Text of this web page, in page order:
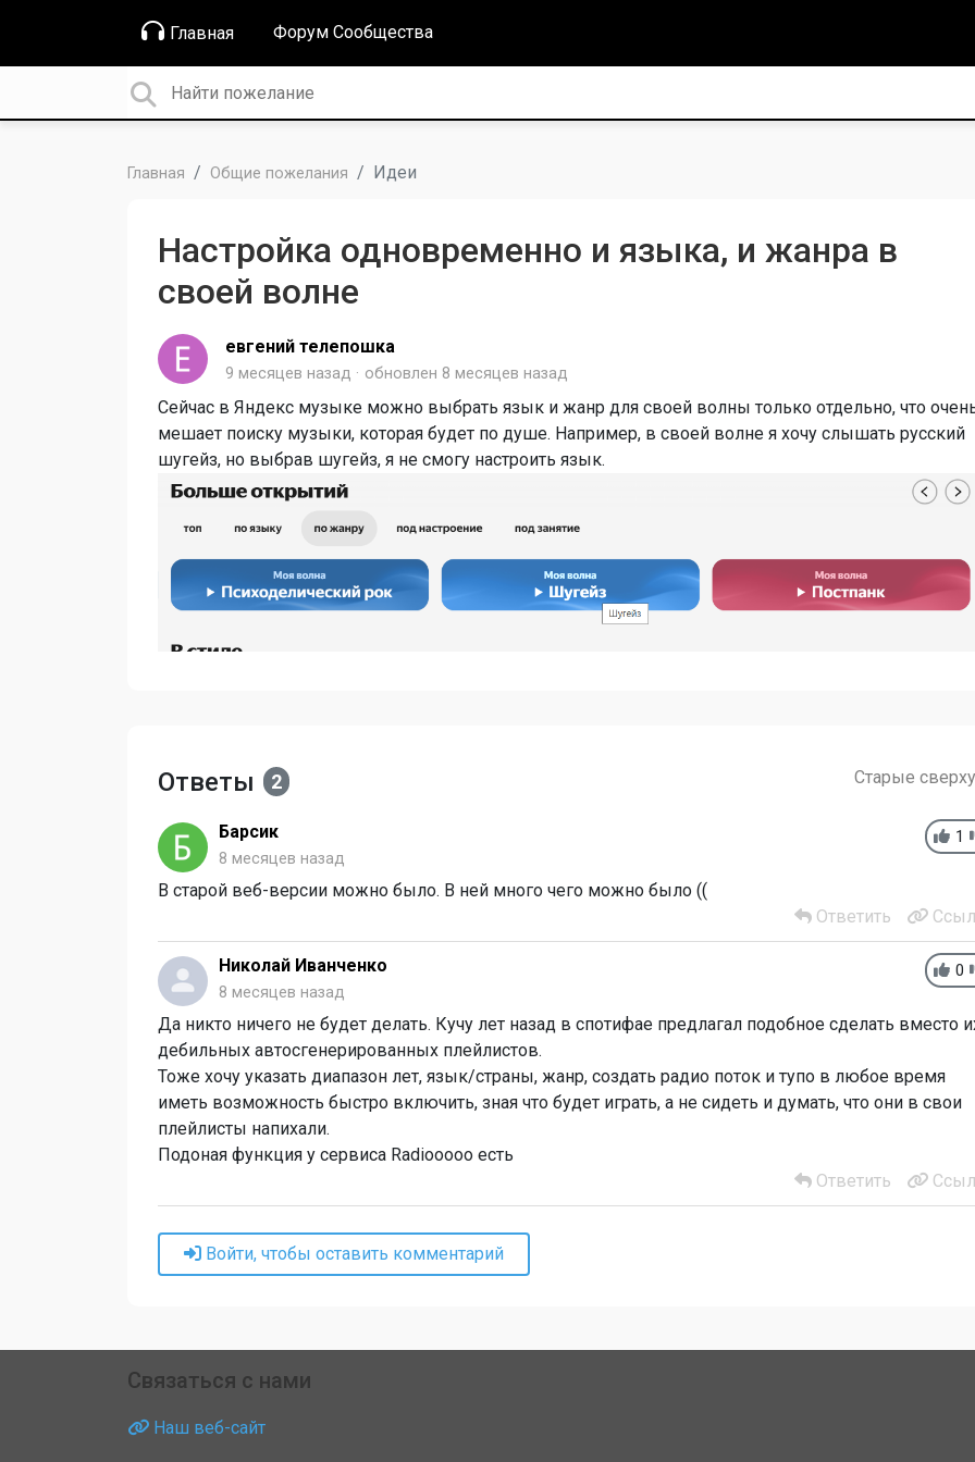
Главная Форум Сообщества
Главная Общие пожелания Идеи
Настройка одновременно и языка, и жанра в
своей волне
евгений телепошка
9 месяцев назад обновлен 8 месяцев назад
Сейчас в Яндекс музыке можно выбрать язык и жанр для своей волны только отдельно, что
мешает поиску музыки, которая будет по душе. Например, в своей волне я хочу слышать русский
шугейз, но выбрав шугейз, я не смогу настроить язык.
Ответы 2 Старые
1
Барсик
8 месяцев назад
В старой веб-версии можно было. В ней много чего можно было ((
Ответить
0
Николай Иванченко
8 месяцев назад
Да никто ничего не будет делать. Кучу лет назад в спотифае предлагал подобное сделать вместо
дебильных автосгенерированных плейлистов.
Тоже хочу указать диапазон лет, язык/страны, жанр, создать радио поток и тупо в любое время
иметь возможность быстро включить, зная что будет играть, а не сидеть и думать, что они в свои
плейлисты напихали.
Подоная функция у сервиса Radiooooo есть
Ответить
Войти, чтобы оставить комментарий
Связаться с нами
Наш веб-сайт